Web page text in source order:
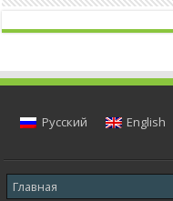
Русский English
Главная